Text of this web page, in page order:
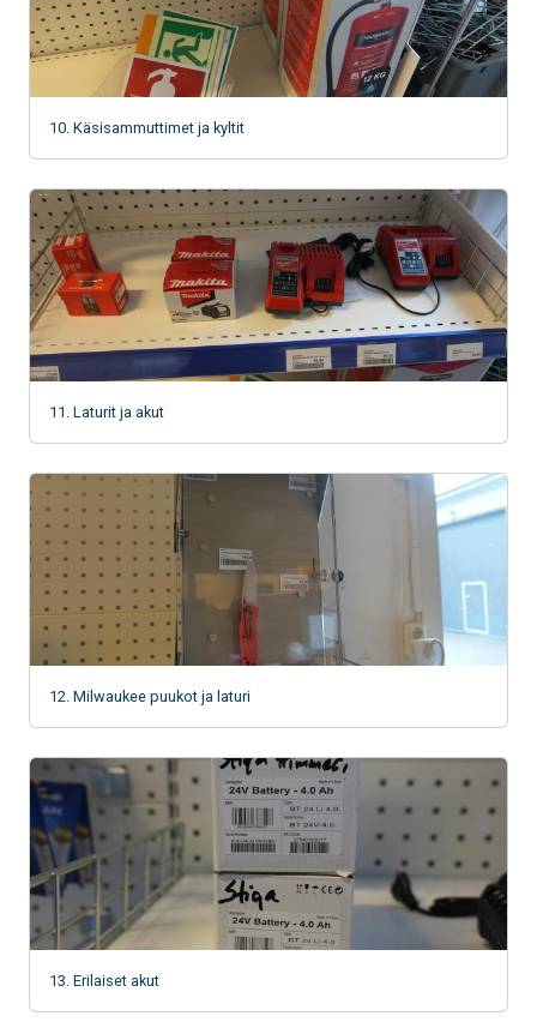
10. Käsisammuttimet ja kyltit
11. Laturit ja akut
12. Milwaukee puukot ja laturi
13. Erilaiset akut